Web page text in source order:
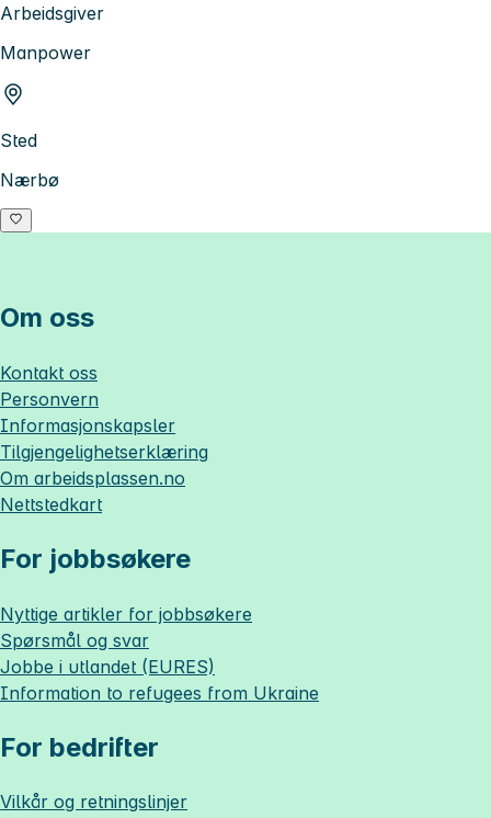
Arbeidsgiver
Manpower
Sted
Nærbø
Om oss
Kontakt oss
Personvern
Informasjonskapsler
Tilgjengelighetserklæring
Om arbeidsplassen.no
Nettstedkart
For jobbsøkere
Nyttige artikler for jobbsøkere
Spørsmål og svar
Jobbe i utlandet (EURES)
Information to refugees from Ukraine
For bedrifter
Vilkår og retningslinjer